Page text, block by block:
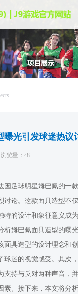
曝光引发球迷热议
览量：48
国足球明星姆巴佩的一
讨论。这款面具造型不
特的设计和象征意义成
析姆巴佩面具造型的曝
面具造型的设计理念和
球迷的视觉感受。其次
支持与反对两种声音，
素。接下来，本文将分